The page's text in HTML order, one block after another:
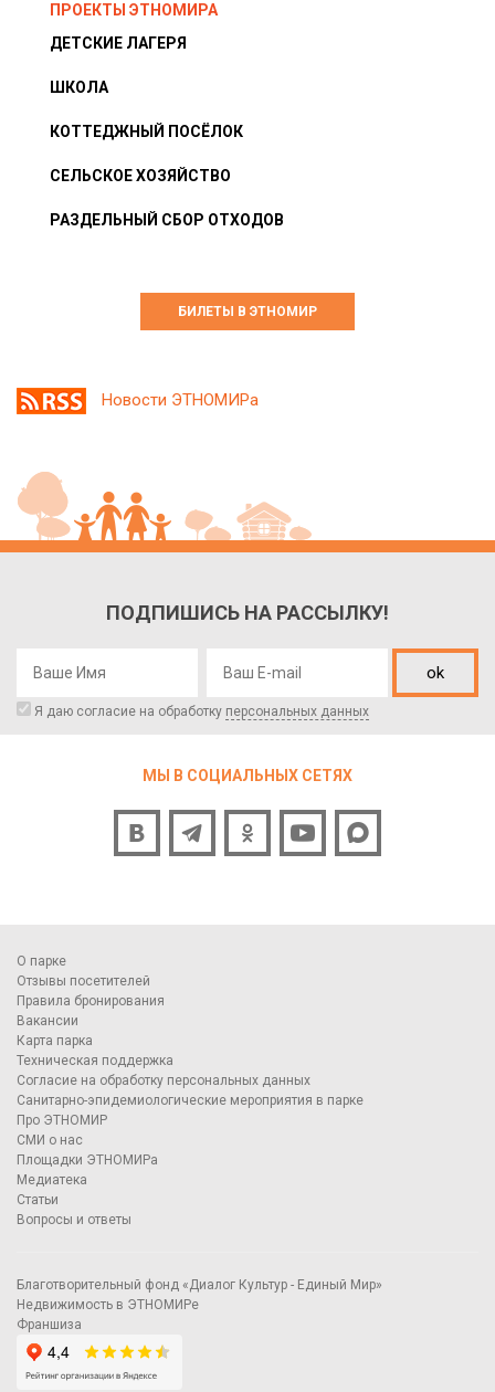
ПРОЕКТЫ ЭТНОМИРА
ДЕТСКИЕ ЛАГЕРЯ
ШКОЛА
КОТТЕДЖНЫЙ ПОСЁЛОК
СЕЛЬСКОЕ ХОЗЯЙСТВО
РАЗДЕЛЬНЫЙ СБОР ОТХОДОВ
БИЛЕТЫ В ЭТНОМИР
Новости ЭТНОМИРа
ПОДПИШИСЬ НА РАССЫЛКУ!
ok
Я даю согласие на обработку персональных данных
МЫ В СОЦИАЛЬНЫХ СЕТЯХ
О парке
Отзывы посетителей
Правила бронирования
Вакансии
Карта парка
Техническая поддержка
Согласие на обработку персональных данных
Санитарно-эпидемиологические мероприятия в парке
Про ЭТНОМИР
СМИ о нас
Площадки ЭТНОМИРа
Медиатека
Статьи
Вопросы и ответы
Благотворительный фонд «Диалог Культур - Единый Мир»
Недвижимость в ЭТНОМИРе
Франшиза